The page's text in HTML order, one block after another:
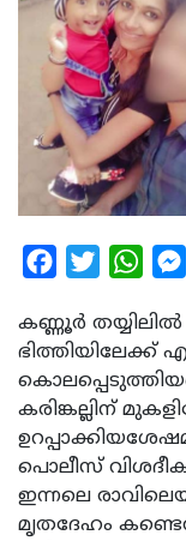
Facebook
Twitter
കണ്ണൂര്‍
കരിങ്കല്ലിന്
പൊലീസ്
ഇന്നലെ
മൃതദേഹം